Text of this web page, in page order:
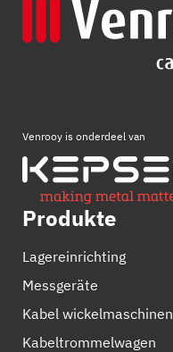
Venrooy is onderdeel van
Produkte
Lagereinrichting
Messgeräte
Kabel wickelmaschinen
Kabeltrommelwagen